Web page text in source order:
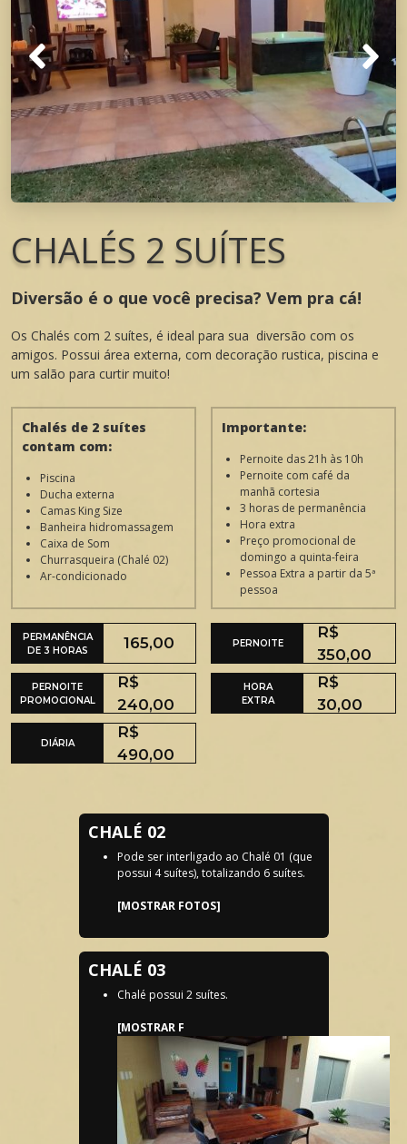
CHALÉS 2 SUÍTES
Diversão é o que você precisa? Vem pra cá!
Os Chalés com 2 suítes, é ideal para sua diversão com os
amigos. Possui área externa, com decoração rustica, piscina e
um salão para curtir muito!
Chalés de 2 suítes
contam com:
Piscina
Ducha externa
Camas King Size
Banheira hidromassagem
Caixa de Som
Churrasqueira (Chalé 02)
Ar-condicionado
Importante:
Pernoite das 21h às 10h
Pernoite com café da
manhã cortesia
3 horas de permanência
Hora extra
Preço promocional de
domingo a quinta-feira
Pessoa Extra a partir da 5ª
pessoa
PERMANÊNCIA
DE 3 HORAS
165,00 PERNOITE
R$
350,00
PERNOITE
PROMOCIONAL
R$
240,00
HORA
EXTRA
R$
30,00
DIÁRIA
R$
490,00
CHALÉ 02
Pode ser interligado ao Chalé 01 (que
possui 4 suítes), totalizando 6 suítes.
[MOSTRAR FOTOS]
CHALÉ 03
Chalé possui 2 suítes.
[MOSTRAR F